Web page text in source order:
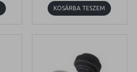
KOSÁRBA TESZEM